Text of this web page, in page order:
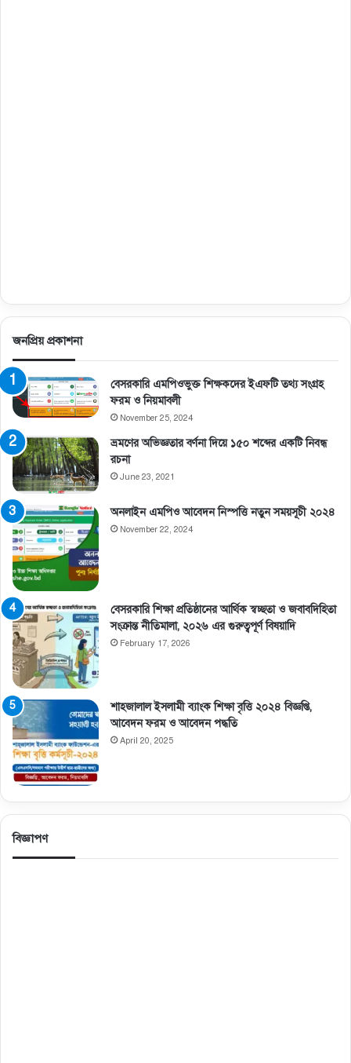
জনপ্রিয় প্রকাশনা
বেসরকারি এমপিওভুক্ত শিক্ষকদের ইএফটি তথ্য সংগ্রহ
ফরম ও নিয়মাবলী
November 25, 2024
ভ্রমণের অভিজ্ঞতার বর্ণনা দিয়ে ১৫০ শব্দের একটি নিবন্ধ
রচনা
June 23, 2021
অনলাইন এমপিও আবেদন নিস্পত্তি নতুন সময়সূচী ২০২৪
November 22, 2024
বেসরকারি শিক্ষা প্রতিষ্ঠানের আর্থিক স্বচ্ছতা ও জবাবদিহিতা
সংক্রান্ত নীতিমালা, ২০২৬ এর গুরুত্বপূর্ণ বিষয়াদি
February 17, 2026
শাহজালাল ইসলামী ব্যাংক শিক্ষা বৃত্তি ২০২৪ বিজ্ঞপ্তি,
আবেদন ফরম ও আবেদন পদ্ধতি
April 20, 2025
বিজ্ঞাপণ